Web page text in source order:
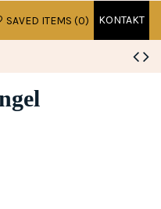
KONTAKT
SAVED ITEMS (0)